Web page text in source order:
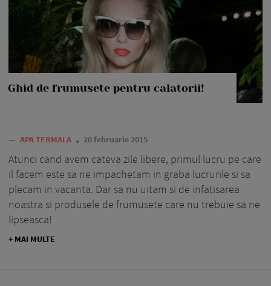
Ghid de frumusete pentru calatorii!
— APA TERMALA 20 februarie 2015
Atunci cand avem cateva zile libere, primul lucru pe care
il facem este sa ne impachetam in graba lucrurile si sa
plecam in vacanta. Dar sa nu uitam si de infatisarea
noastra si produsele de frumusete care nu trebuie sa ne
lipseasca!
+ MAI MULTE